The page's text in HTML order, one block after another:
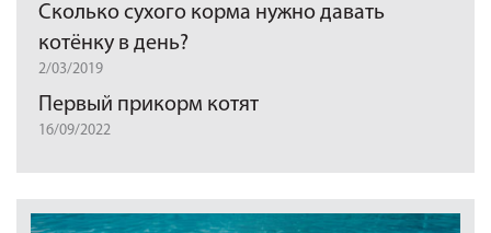
Сколько сухого корма нужно давать
котёнку в день?
2/03/2019
Первый прикорм котят
16/09/2022